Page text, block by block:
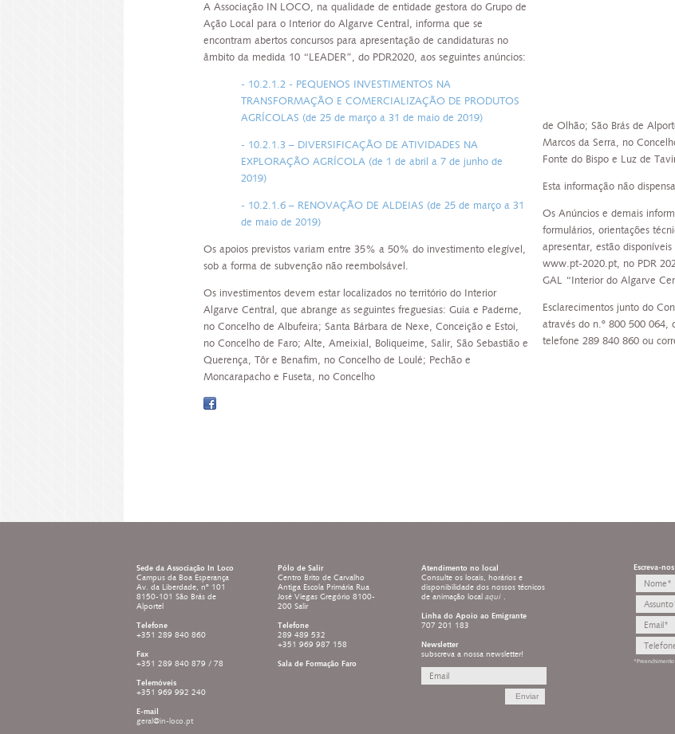
A Associação IN LOCO, na qualidade de entidade gestora do Grupo de
Ação Local para o Interior do Algarve Central, informa que se
encontram abertos concursos para apresentação de candidaturas no
âmbito da medida 10 “LEADER”, do PDR2020, aos seguintes anúncios:
- 10.2.1.2 - PEQUENOS INVESTIMENTOS NA
TRANSFORMAÇÃO E COMERCIALIZAÇÃO DE PRODUTOS
AGRÍCOLAS (de 25 de março a 31 de maio de 2019)
- 10.2.1.3 – DIVERSIFICAÇÃO DE ATIVIDADES NA
EXPLORAÇÃO AGRÍCOLA (de 1 de abril a 7 de junho de
2019)
- 10.2.1.6 – RENOVAÇÃO DE ALDEIAS (de 25 de março a 31
de maio de 2019)
Os apoios previstos variam entre 35% a 50% do investimento elegível,
sob a forma de subvenção não reembolsável.
Os investimentos devem estar localizados no território do Interior
Algarve Central, que abrange as seguintes freguesias: Guia e Paderne,
no Concelho de Albufeira; Santa Bárbara de Nexe, Conceição e Estoi,
no Concelho de Faro; Alte, Ameixial, Boliqueime, Salir, São Sebastião e
Querença, Tôr e Benafim, no Concelho de Loulé; Pechão e
Moncarapacho e Fuseta, no Concelho
de Olhão; São Brás de
Marcos da Serra, no
Fonte do Bispo e Luz de
Esta informação não
Os Anúncios e demais
formulários, orientações
apresentar, estão
www.pt-2020.pt, no PDR
GAL “Interior do Algarve
Esclarecimentos junto do
através do n.º 800 500 064,
telefone 289 840 860 ou
Sede da Associação In Loco
Campus da Boa Esperança
Av. da Liberdade, nº 101
8150-101 São Brás de
Alportel
Telefone
+351 289 840 860
Fax
+351 289 840 879 / 78
Telemóveis
+351 969 992 240
E-mail
geral@in-loco.pt
Pólo de Salir
Centro Brito de Carvalho
Antiga Escola Primária Rua
José Viegas Gregório 8100-
200 Salir
Telefone
289 489 532
+351 969 987 158
Sala de Formação Faro
Atendimento no local
Consulte os locais, horários e
disponibilidade dos nossos técnicos
de animação local aqui .
Linha do Apoio ao Emigrante
707 201 183
Newsletter
subscreva a nossa newsletter!
Escreva-nos